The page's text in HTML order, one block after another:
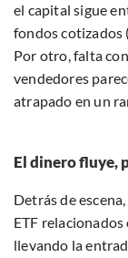
el capital sigue
fondos cotizados
Por otro, falta
vendedores
atrapado en un
El dinero fluye,
Detrás de
ETF
llevando la